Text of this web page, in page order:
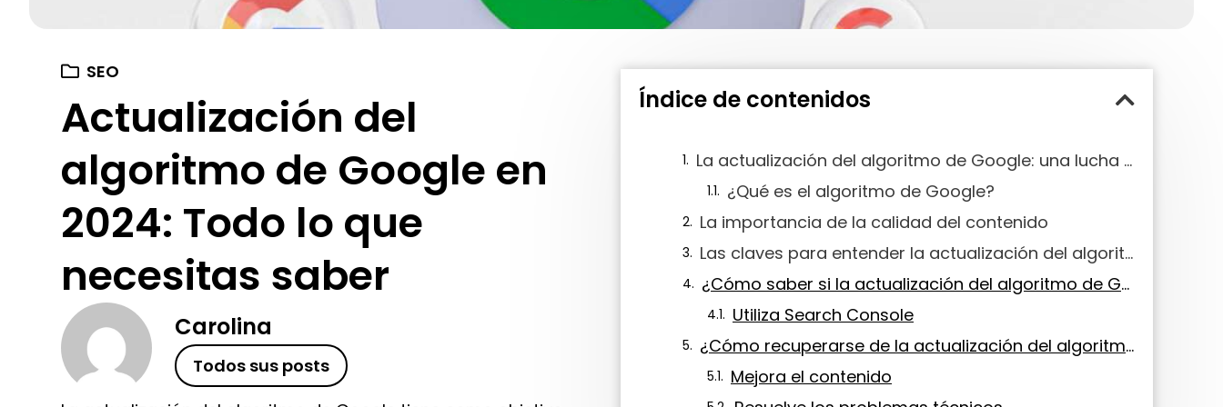
SEO
Actualización del
algoritmo de Google en
2024: Todo lo que
necesitas saber
Carolina
Todos sus posts
Índice de contenidos
La actualización del algoritmo de Google: una lucha contra la IA
¿Qué es el algoritmo de Google?
La importancia de la calidad del contenido
Las claves para entender la actualización del algoritmo de Google en 2024
¿Cómo saber si la actualización del algoritmo de Google te ha afectado?
Utiliza Search Console
¿Cómo recuperarse de la actualización del algoritmo de Google?
Mejora el contenido